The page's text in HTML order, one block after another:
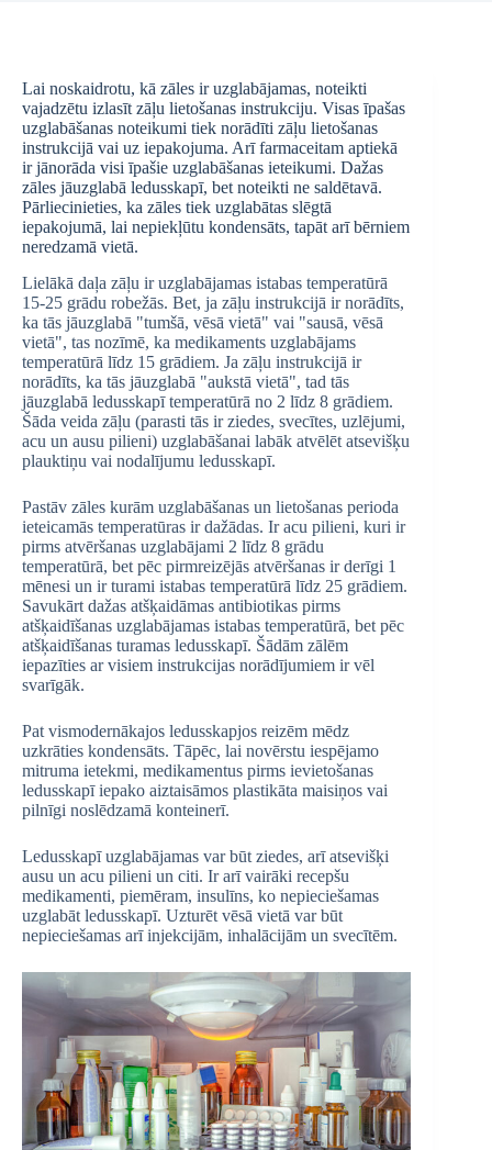
Lai noskaidrotu, kā zāles ir uzglabājamas, noteikti
vajadzētu izlasīt zāļu lietošanas instrukciju. Visas īpašas
uzglabāšanas noteikumi tiek norādīti zāļu lietošanas
instrukcijā vai uz iepakojuma. Arī farmaceitam aptiekā
ir jānorāda visi īpašie uzglabāšanas ieteikumi. Dažas
zāles jāuzglabā ledusskapī, bet noteikti ne saldētavā.
Pārliecinieties, ka zāles tiek uzglabātas slēgtā
iepakojumā, lai nepiekļūtu kondensāts, tapāt arī bērniem
neredzamā vietā.
Lielākā daļa zāļu ir uzglabājamas istabas temperatūrā
15-25 grādu robežās. Bet, ja zāļu instrukcijā ir norādīts,
ka tās jāuzglabā "tumšā, vēsā vietā" vai "sausā, vēsā
vietā", tas nozīmē, ka medikaments uzglabājams
temperatūrā līdz 15 grādiem. Ja zāļu instrukcijā ir
norādīts, ka tās jāuzglabā "aukstā vietā", tad tās
jāuzglabā ledusskapī temperatūrā no 2 līdz 8 grādiem.
Šāda veida zāļu (parasti tās ir ziedes, svecītes, uzlējumi,
acu un ausu pilieni) uzglabāšanai labāk atvēlēt atsevišķu
plauktiņu vai nodalījumu ledusskapī.
Pastāv zāles kurām uzglabāšanas un lietošanas perioda
ieteicamās temperatūras ir dažādas. Ir acu pilieni, kuri ir
pirms atvēršanas uzglabājami 2 līdz 8 grādu
temperatūrā, bet pēc pirmreizējās atvēršanas ir derīgi 1
mēnesi un ir turami istabas temperatūrā līdz 25 grādiem.
Savukārt dažas atšķaidāmas antibiotikas pirms
atšķaidīšanas uzglabājamas istabas temperatūrā, bet pēc
atšķaidīšanas turamas ledusskapī. Šādām zālēm
iepazīties ar visiem instrukcijas norādījumiem ir vēl
svarīgāk.
Pat vismodernākajos ledusskapjos reizēm mēdz
uzkrāties kondensāts. Tāpēc, lai novērstu iespējamo
mitruma ietekmi, medikamentus pirms ievietošanas
ledusskapī iepako aiztaisāmos plastikāta maisiņos vai
pilnīgi noslēdzamā konteinerī.
Ledusskapī uzglabājamas var būt ziedes, arī atsevišķi
ausu un acu pilieni un citi. Ir arī vairāki recepšu
medikamenti, piemēram, insulīns, ko nepieciešamas
uzglabāt ledusskapī. Uzturēt vēsā vietā var būt
nepieciešamas arī injekcijām, inhalācijām un svecītēm.